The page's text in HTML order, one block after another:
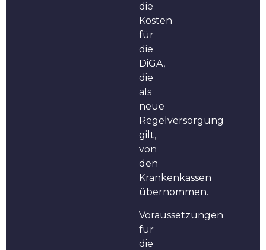
die
Kosten
für
die
DiGA,
die
als
neue
Regelversorgung
gilt,
von
den
Krankenkassen
übernommen.
Voraussetzungen
für
die